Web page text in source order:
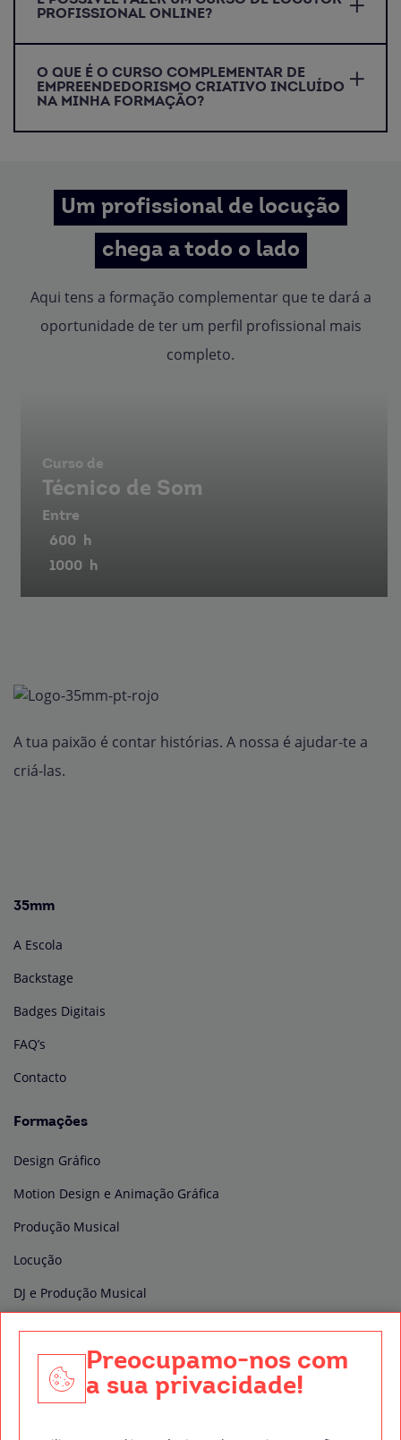
PROFISSIONAL ONLINE?
O QUE É O CURSO COMPLEMENTAR DE
EMPREENDEDORISMO CRIATIVO INCLUÍDO
NA MINHA FORMAÇÃO?
Um profissional de locução
chega a todo o lado
Aqui tens a formação complementar que te dará a
oportunidade de ter um perfil profissional mais
completo.
Curso de
Técnico de Som
Entre
600
h
1000
h
A tua paixão é contar histórias. A nossa é ajudar-te a
criá-las.
35mm
A Escola
Backstage
Badges Digitais
FAQ’s
Contacto
Formações
Design Gráfico
Motion Design e Animação Gráfica
Produção Musical
Locução
DJ e Produção Musical
Produção Audiovisual
Técnico de Som
Preocupamo-nos com
a sua privacidade!